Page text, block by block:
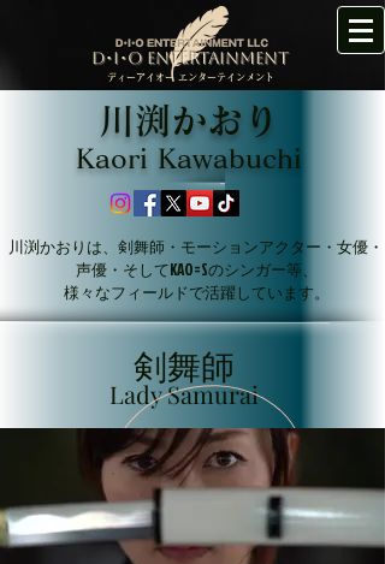
D･I･O ENTERTAINMENT
ディーアイオー エンターテインメント
川渕かおり
​Kaori Kawabuchi
川渕かおりは、剣舞師・モーションアクター・女優・
声優・そしてKAO=Sのシンガー等、
様々なフィールドで活躍しています。
剣舞師
Lady Samurai